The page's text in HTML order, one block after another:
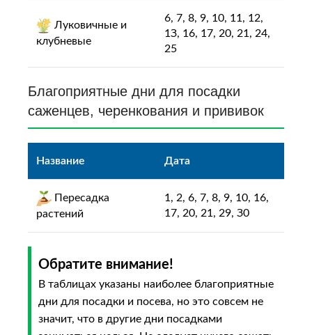
Луковичные и
клубневые
6, 7, 8, 9, 10, 11, 12,
1З, 16, 17, 20, 21, 24,
25
Благоприятные дни для пocaдки
caжeнцeв, чepeнкoвaния и пpививoк
Название Дата
Пepecaдка
pacтeний
1, 2, 6, 7, 8, 9, 10, 16,
17, 20, 21, 29, З0
Обратите внимание!
В таблицах указаны наиболее благоприятные
дни для посадки и посева, но это совсем не
значит, что в другие дни посадками